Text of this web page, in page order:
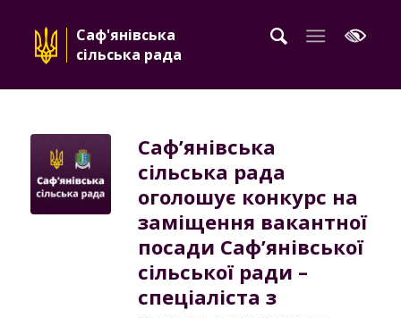
Саф'янівська
сільська рада
Саф’янівська
сільська рада
оголошує конкурс на
заміщення вакантної
посади Саф’янівської
сільської ради –
спеціаліста з